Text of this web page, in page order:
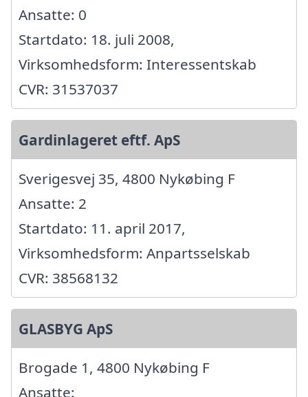
Ansatte: 0
Startdato: 18. juli 2008,
Virksomhedsform: Interessentskab
CVR: 31537037
Gardinlageret eftf. ApS
Sverigesvej 35, 4800 Nykøbing F
Ansatte: 2
Startdato: 11. april 2017,
Virksomhedsform: Anpartsselskab
CVR: 38568132
GLASBYG ApS
Brogade 1, 4800 Nykøbing F
Ansatte: